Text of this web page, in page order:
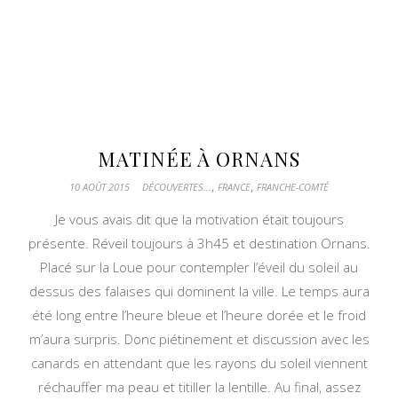
MATINÉE À ORNANS
10 AOÛT 2015 DÉCOUVERTES..., FRANCE, FRANCHE-COMTÉ
Je vous avais dit que la motivation était toujours
présente. Réveil toujours à 3h45 et destination Ornans.
Placé sur la Loue pour contempler l’éveil du soleil au
dessus des falaises qui dominent la ville. Le temps aura
été long entre l’heure bleue et l’heure dorée et le froid
m’aura surpris. Donc piétinement et discussion avec les
canards en attendant que les rayons du soleil viennent
réchauffer ma peau et titiller la lentille. Au final, assez